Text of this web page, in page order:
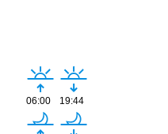
06:00 19:44